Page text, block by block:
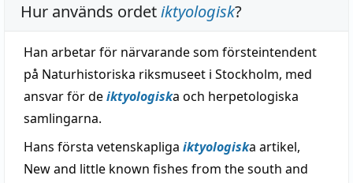
Hur används ordetiktyologisk?
Han arbetar för närvarande som försteintendent
på Naturhistoriska riksmuseet i Stockholm, med
ansvar för deiktyologiska och herpetologiska
samlingarna.
Hans första vetenskapliga iktyologiska artikel,
New and little known fishes from the south and